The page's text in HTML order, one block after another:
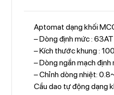
Aptomat dạng khối
– Dòng định mức : 63AT
– Kích thước khung :
– Dòng ngắn mạch
– Chỉnh dòng nhiệt:
Cầu dao tự động dạng